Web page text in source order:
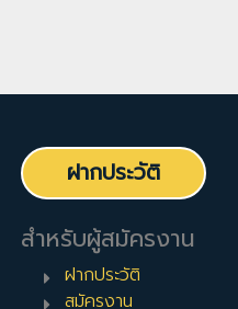
ฝากประวัติ
สำหรับผู้สมัครงาน
ฝากประวัติ
สมัครงาน